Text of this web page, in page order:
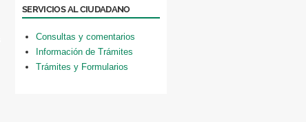
SERVICIOS AL CIUDADANO
Consultas y comentarios
Información de Trámites
Trámites y Formularios